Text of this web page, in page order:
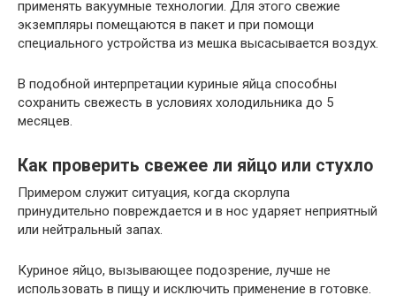
применять вакуумные технологии. Для этого свежие
экземпляры помещаются в пакет и при помощи
специального устройства из мешка высасывается воздух.
В подобной интерпретации куриные яйца способны
сохранить свежесть в условиях холодильника до 5
месяцев.
Как проверить свежее ли яйцо или стухло
Примером служит ситуация, когда скорлупа
принудительно повреждается и в нос ударяет неприятный
или нейтральный запах.
Куриное яйцо, вызывающее подозрение, лучше не
использовать в пищу и исключить применение в готовке.